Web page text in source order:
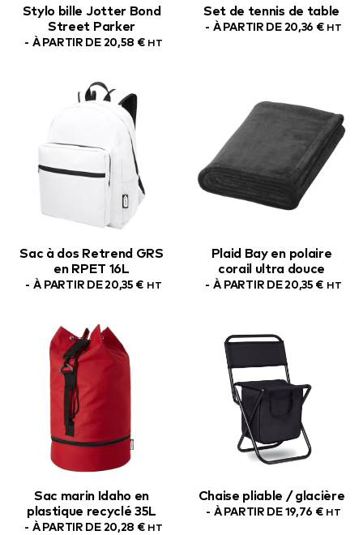
Stylo bille Jotter Bond
Street Parker
À PARTIR DE20,58 € HT
Set de tennis de table
À PARTIR DE20,36 € HT
Sac à dos Retrend GRS
en RPET 16L
À PARTIR DE20,35 € HT
Plaid Bay en polaire
corail ultra douce
À PARTIR DE20,35 € HT
Sac marin Idaho en
plastique recyclé 35L
À PARTIR DE20,28 € HT
Chaise pliable / glacière
À PARTIR DE19,76 € HT